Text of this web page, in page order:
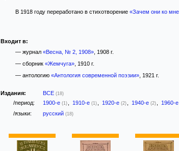
В 1918 году переработано в стихотворение «Зачем они ко
Входит в:
— журнал «Весна, № 2, 1908», 1908 г.
— сборник «Жемчуга», 1910 г.
— антологию «Антология современной поэзии», 1921 г.
Издания: ВСЕ (18)
/период: 1900-е (1) 1910-е (1) 1920-е (2) 1940-е (2) 1960-е
/языки: русский (18)